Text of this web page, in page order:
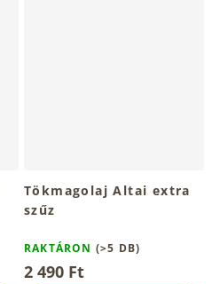
Tökmagolaj Altai extra
szűz
RAKTÁRON (>5 DB)
2 490 Ft